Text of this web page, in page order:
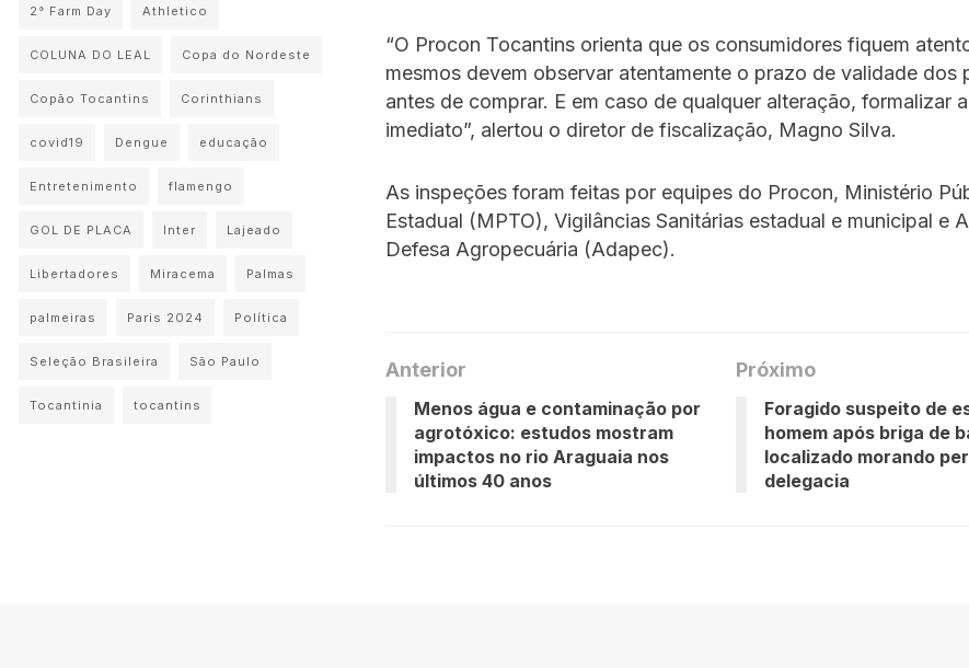
“O Procon Tocantins orienta que os consumidores fiquem
mesmos devem observar atentamente o prazo de validade dos
antes de comprar. E em caso de qualquer alteração, formalizar
imediato”, alertou o diretor de fiscalização, Magno Silva.
As inspeções foram feitas por equipes do Procon, Ministério
Estadual (MPTO), Vigilâncias Sanitárias estadual e municipal e
Defesa Agropecuária (Adapec).
Anterior
Menos água e contaminação por
agrotóxico: estudos mostram
impactos no rio Araguaia nos
últimos 40 anos
Próximo
Foragido suspeito de
homem após briga de
localizado morando
delegacia
2° Farm Day Athletico
COLUNA DO LEAL Copa do Nordeste
Copão Tocantins Corinthians
covid19 Dengue educação
Entretenimento flamengo
GOL DE PLACA Inter Lajeado
Libertadores Miracema Palmas
palmeiras Paris 2024 Política
Seleção Brasileira São Paulo
Tocantinia tocantins